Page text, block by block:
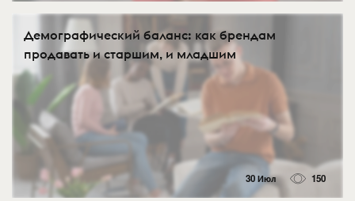
Демографический баланс: как брендам
продавать и старшим, и младшим
30 Июл 150